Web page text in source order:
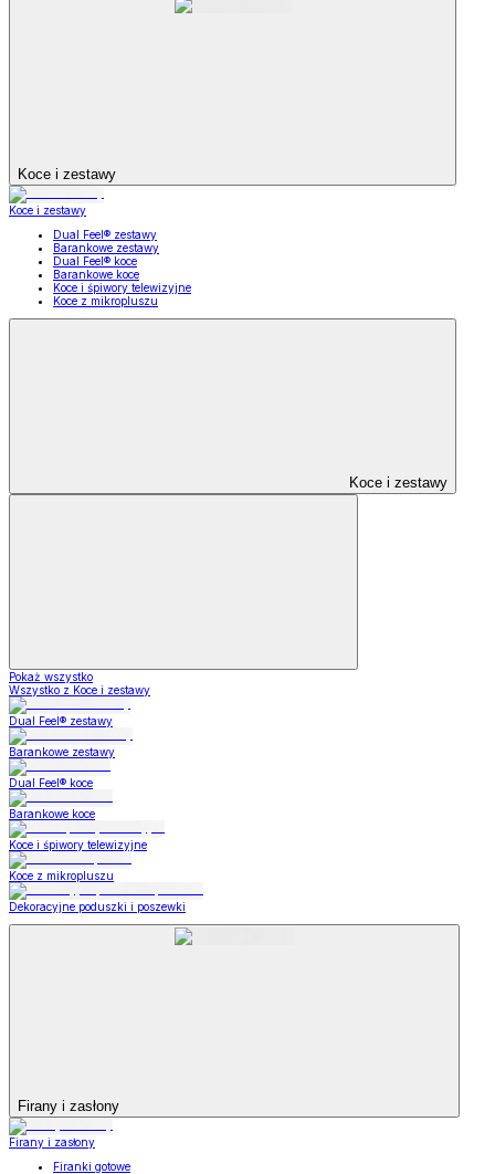
Koce i zestawy
Koce i zestawy
Dual Feel® zestawy
Barankowe zestawy
Dual Feel® koce
Barankowe koce
Koce i śpiwory telewizyjne
Koce z mikropluszu
Koce i zestawy
Pokaż wszystko
Wszystko z Koce i zestawy
Dual Feel® zestawy
Barankowe zestawy
Dual Feel® koce
Barankowe koce
Koce i śpiwory telewizyjne
Koce z mikropluszu
Dekoracyjne poduszki i poszewki
Firany i zasłony
Firany i zasłony
Firanki gotowe